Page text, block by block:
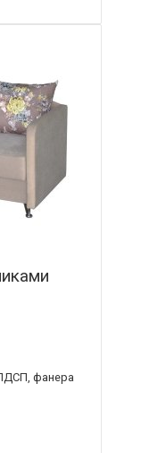
фанера